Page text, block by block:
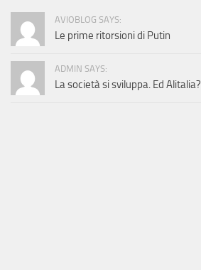
AVIOBLOG SAYS:
Le prime ritorsioni di Putin
ADMIN SAYS:
La società si sviluppa. Ed Alitalia?